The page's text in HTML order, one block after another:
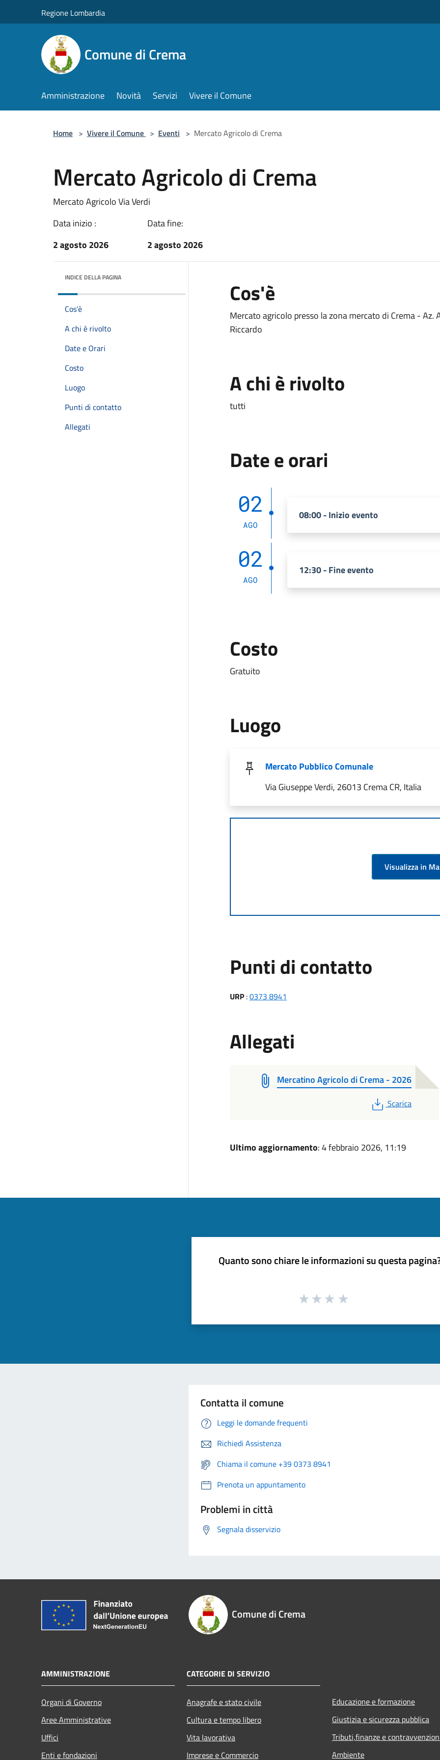
Regione Lombardia
Comune di Crema
Amministrazione Novità Servizi Vivere il Comune
Home > Vivere il Comune > Eventi > Mercato Agricolo di Crema
Mercato Agricolo di Crema
Mercato Agricolo Via Verdi
Data inizio :
2 agosto 2026
Data fine:
2 agosto 2026
INDICE DELLA PAGINA
Cos'è
A chi è rivolto
Date e Orari
Costo
Luogo
Punti di contatto
Allegati
Cos'è
Mercato agricolo presso la zona mercato di Crema - Az.
Riccardo
A chi è rivolto
tutti
Date e orari
02
AGO
08:00 - Inizio evento
02
AGO
12:30 - Fine evento
Costo
Gratuito
Luogo
Mercato Pubblico Comunale
Via Giuseppe Verdi, 26013 Crema CR, Italia
Visualizza in
Punti di contatto
URP :0373 8941
Allegati
Mercatino Agricolo di Crema - 2026
PDF
Scarica
Ultimo aggiornamento: 4 febbraio 2026, 11:19
Quanto sono chiare le informazioni su questa
Contatta il comune
Leggi le domande frequenti
Richiedi Assistenza
Chiama il comune +39 0373 8941
Prenota un appuntamento
Problemi in città
Segnala disservizio
Comune di Crema
AMMINISTRAZIONE
Organi di Governo
Aree Amministrative
Uffici
Enti e fondazioni
CATEGORIE DI SERVIZIO
Anagrafe e stato civile
Cultura e tempo libero
Vita lavorativa
Imprese e Commercio
Educazione e formazione
Giustizia e sicurezza pubblica
Tributi,finanze e
Ambiente